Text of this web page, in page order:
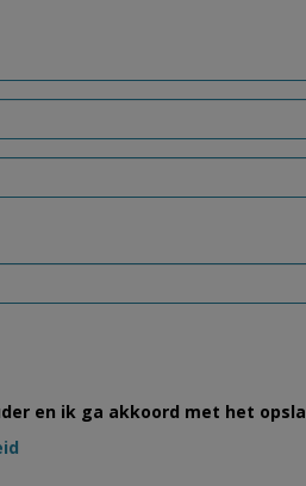
en ik ga akkoord met het